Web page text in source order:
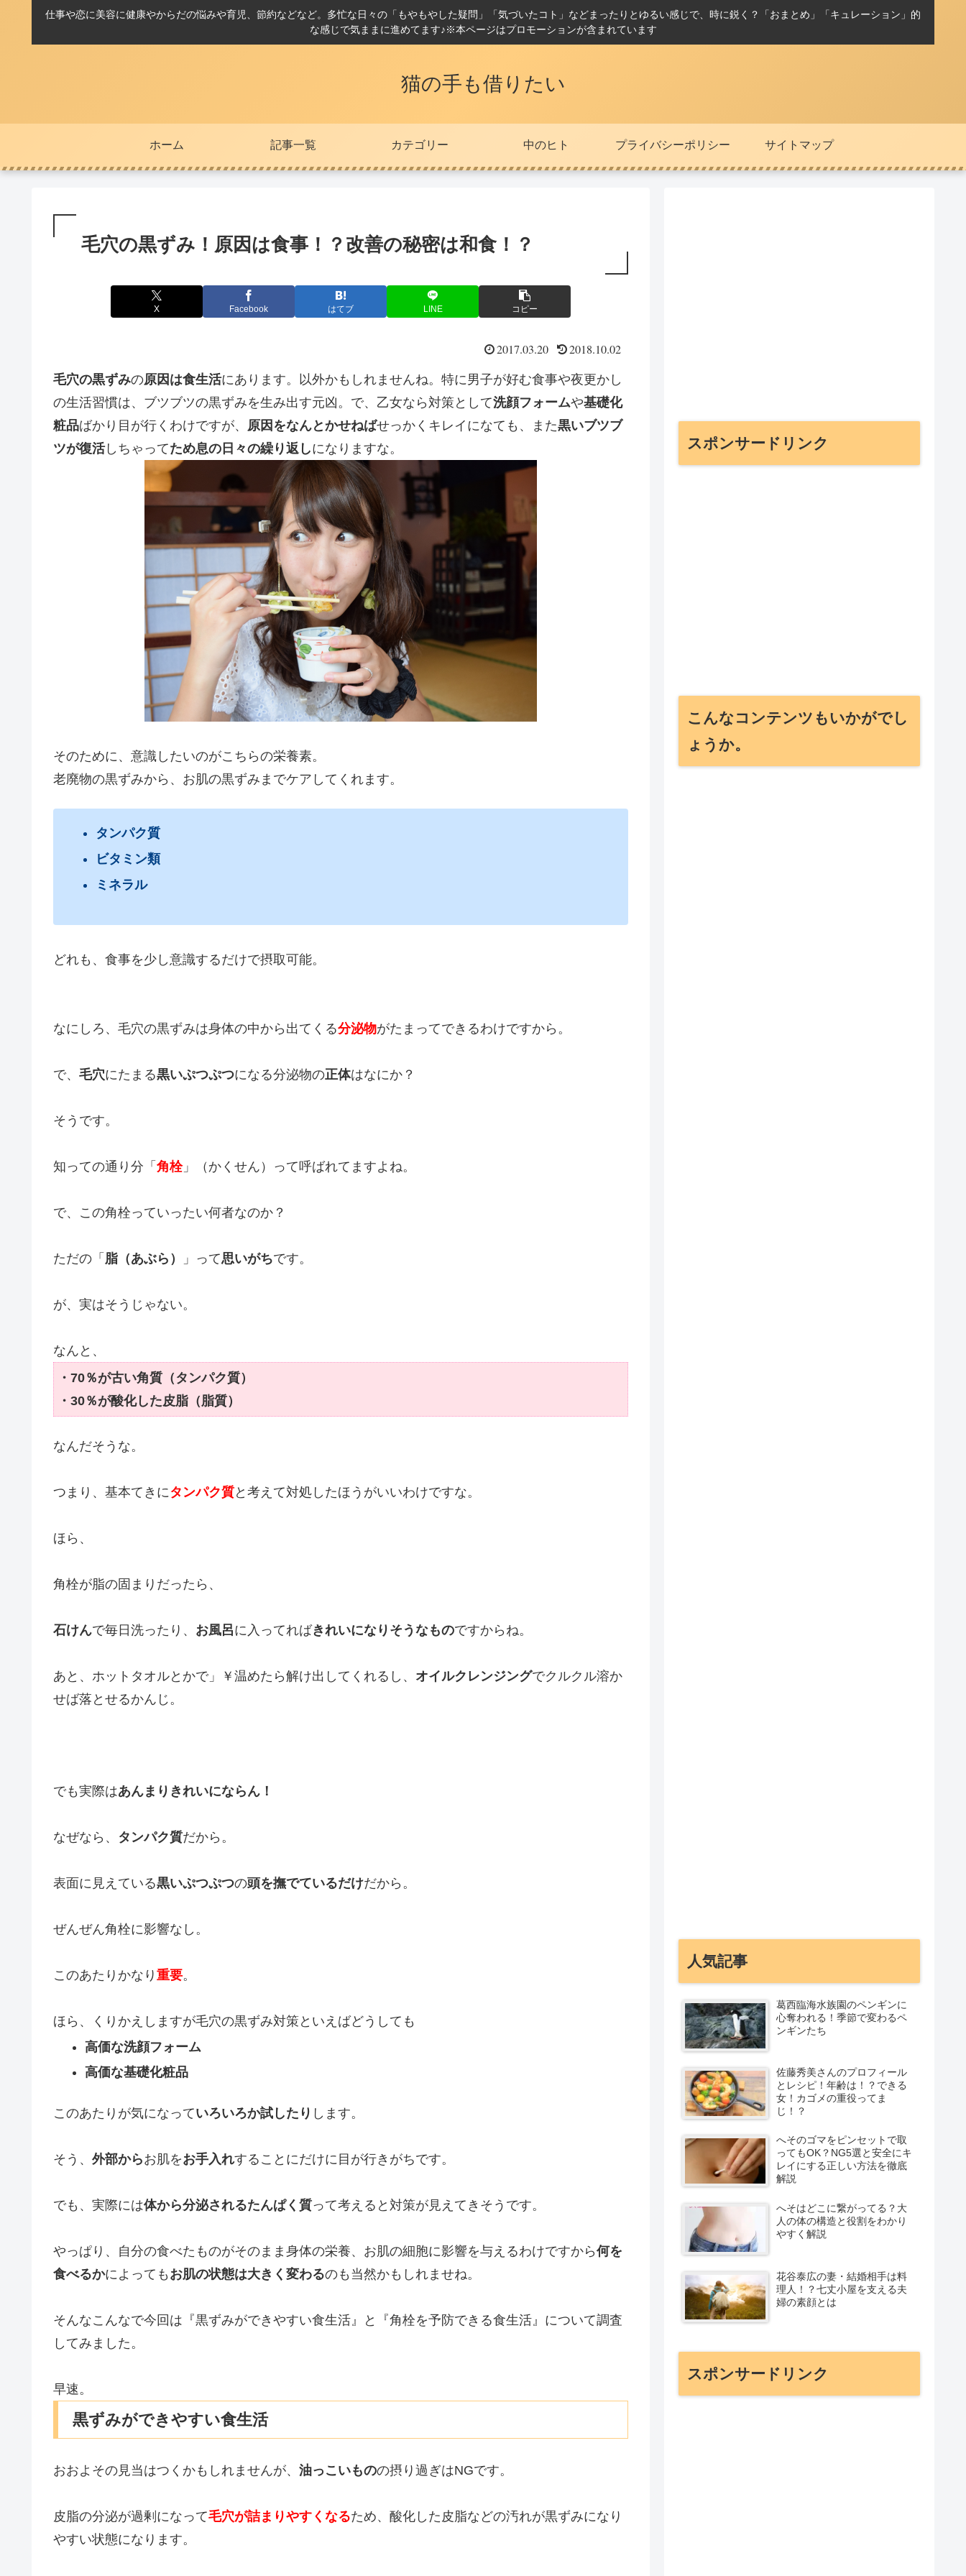
仕事や恋に美容に健康やからだの悩みや育児、節約などなど。多忙な日々の「もやもやした疑問」「気づいたコト」などまったりとゆるい感じで、時に鋭く？「おまとめ」「キュレーション」的
な感じで気ままに進めてます♪※本ページはプロモーションが含まれています
猫の手も借りたい
ホーム 記事一覧 カテゴリー 中のヒト プライバシーポリシー サイトマップ
毛穴の黒ずみ！原因は食事！？改善の秘密は和食！？
X Facebook はてブ LINE コピー
2017.03.20 2018.10.02
毛穴の黒ずみの原因は食生活にあります。以外かもしれませんね。特に男子が好む食事や夜更かし
の生活習慣は、ブツブツの黒ずみを生み出す元凶。で、乙女なら対策として洗顔フォームや基礎化
粧品ばかり目が行くわけですが、 原因をなんとかせねばせっかくキレイになても、また黒いブツブ
ツが復活しちゃってため息の日々の繰り返しになりますな。
そのために、意識したいのがこちらの栄養素。
老廃物の黒ずみから、お肌の黒ずみまでケアしてくれます。
タンパク質
ビタミン類
ミネラル
どれも、食事を少し意識するだけで摂取可能。
なにしろ、毛穴の黒ずみは身体の中から出てくる分泌物がたまってできるわけですから。
で、 毛穴にたまる黒いぷつぷつになる分泌物の正体はなにか？
そうです。
知っての通り分「 角栓」（かくせん）って呼ばれてますよね。
で、この角栓っていったい何者なのか？
ただの「 脂（あぶら） 」って思いがちです。
が、実はそうじゃない。
なんと、
・70％が古い角質（タンパク質）
・30％が酸化した皮脂（脂質）
なんだそうな。
つまり、基本てきに タンパク質と考えて対処したほうがいいわけですな。
ほら、
角栓が脂の固まりだったら、
石けんで毎日洗ったり、 お風呂に入ってればきれいになりそうなものですからね。
あと、ホットタオルとかで」￥温めたら解け出してくれるし、 オイルクレンジングでクルクル溶か
せば落とせるかんじ。
でも実際はあんまりきれいにならん！
なぜなら、 タンパク質だから。
表面に見えている黒いぷつぷつの頭を撫でているだけだから。
ぜんぜん角栓に影響なし。
このあたりかなり 重要。
ほら、くりかえしますが毛穴の黒ずみ対策といえばどうしても
高価な洗顔フォーム
高価な基礎化粧品
このあたりが気になっていろいろか試したり します。
そう、 外部からお肌をお手入れすることにだけに目が行きがちです。
でも、実際には体から分泌されるたんぱく質って考えると対策が見えてきそうです。
やっぱり、自分の食べたものがそのまま身体の栄養、お肌の細胞に影響を与えるわけですから何を
食べるかによっても お肌の状態は大きく変わるのも当然かもしれませね。
そんなこんなで今回は『黒ずみができやすい食生活』と『角栓を予防できる食生活』について調査
してみました。
早速。
黒ずみができやすい食生活
おおよその見当はつくかもしれませんが、 油っこいものの摂り過ぎはNGです。
皮脂の分泌が過剰になって毛穴が詰まりやすくなるため、酸化した皮脂などの汚れが黒ずみになり
やすい状態になります。
スポンサードリンク
こんなコンテンツもいかがでし
ょうか。
人気記事
葛西臨海水族園のペンギンに
心奪われる！季節で変わるペ
ンギンたち
佐藤秀美さんのプロフィール
とレシピ！年齢は！？できる
女！カゴメの重役ってま
じ！？
へそのゴマをピンセットで取
ってもOK？NG5選と安全にキ
レイにする正しい方法を徹底
解説
へそはどこに繋がってる？大
人の体の構造と役割をわかり
やすく解説
花谷泰広の妻・結婚相手は料
理人！？七丈小屋を支える夫
婦の素顔とは
スポンサードリンク